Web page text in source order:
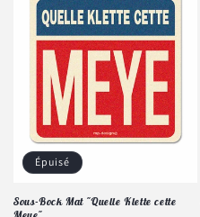
Épuisé
Sous-Bock Mat "Quelle Klette cette
Meye"